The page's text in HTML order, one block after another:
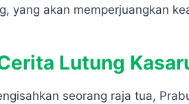
yang akan memperjuangkan
Lutung
seorang raja tua,